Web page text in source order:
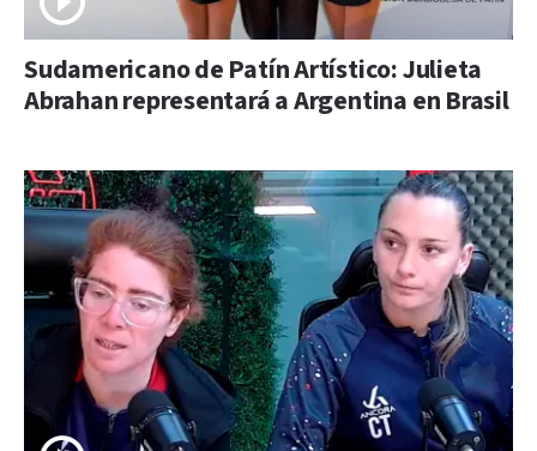
Sudamericano de Patín Artístico: Julieta
Abrahan representará a Argentina en Brasil